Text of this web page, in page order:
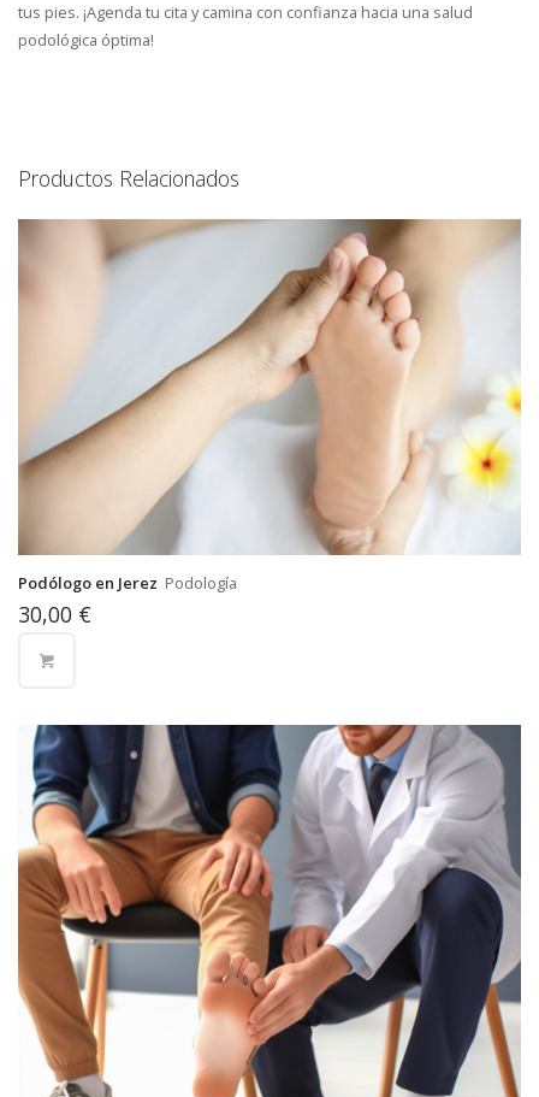
tus pies. ¡Agenda tu cita y camina con confianza hacia una salud
podológica óptima!
Productos Relacionados
Podólogo en Jerez Podología
30,00 €